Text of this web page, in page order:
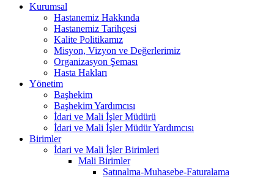
Kurumsal
Hastanemiz Hakkında
Hastanemiz Tarihçesi
Kalite Politikamız
Misyon, Vizyon ve Değerlerimiz
Organizasyon Şeması
Hasta Hakları
Yönetim
Başhekim
Başhekim Yardımcısı
İdari ve Mali İşler Müdürü
İdari ve Mali İşler Müdür Yardımcısı
Birimler
İdari ve Mali İşler Birimleri
Mali Birimler
Satınalma-Muhasebe-Faturalama